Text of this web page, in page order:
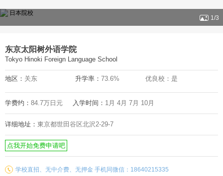
日本院校
1/3
东京太阳树外语学院
Tokyo Hinoki Foreign Language School
地区： 关东 升学率：73.6% 优良校：是
学费约： 84.7万日元 入学时间： 1月 4月 7月 10月
详细地址： 東京都世田谷区北沢2-29-7
点我开始免费申请吧
学校直招、无中介费、无押金 手机同微信：18640215335